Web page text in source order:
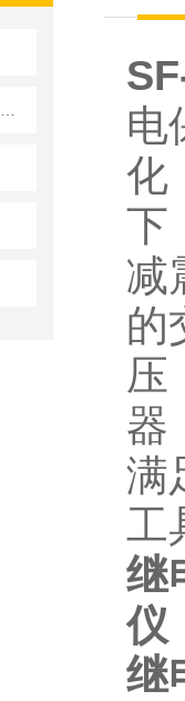
电
化
下
减
的
压
器
满
工
继
仪
继